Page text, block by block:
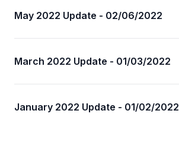
May 2022 Update - 02/06/2022
March 2022 Update - 01/03/2022
January 2022 Update - 01/02/2022